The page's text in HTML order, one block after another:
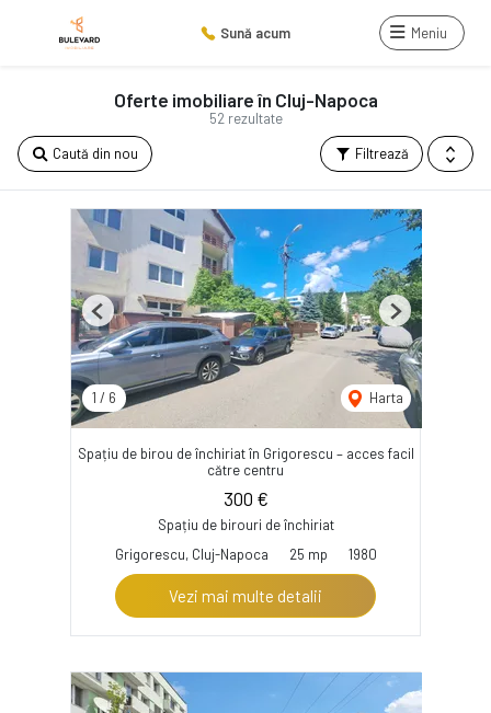
Sună acum Meniu
52 rezultate
Oferte imobiliare în Cluj-Napoca
Filtrează
Caută din nou
1 / 6 Harta
Previous Next
Spațiu de birou de închiriat în Grigorescu – acces facil
către centru
300 €
Spațiu de birouri de închiriat
Grigorescu, Cluj-Napoca
25 mp 1980
Vezi mai multe detalii